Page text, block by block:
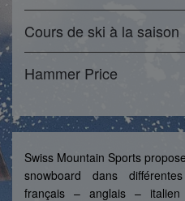
Cours de ski à la saison
Hammer Price
Swiss Mountain Sports
snowboard dans
français – anglais –